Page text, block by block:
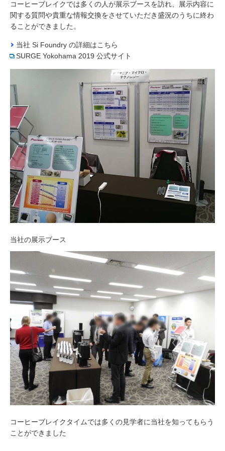
コーヒーブレイクでは多くの人が展示ブースを訪れ、展示内容に
関する質問や貴重な情報交換をさせていただき盛況のうちに終わ
ることができました。
当社 Si Foundry の詳細はこちら
SURGE Yokohama 2019 公式サイト
当社の展示ブース
コーヒーブレイクタイムでは多くの見学者に当社を知ってもらう
ことができました